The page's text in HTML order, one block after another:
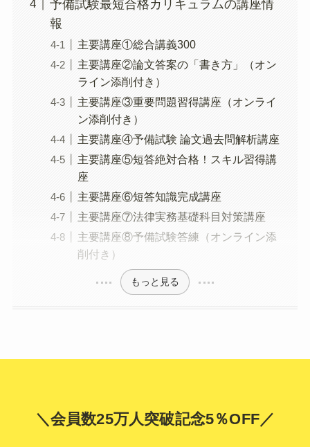
予備試験最短合格カリキュラムの講座情
報
主要講座①総合講義300
主要講座②論文答案の「書き方」（オン
ライン添削付き）
主要講座③重要問題習得講座（オンライ
ン添削付き）
主要講座④予備試験 論文過去問解析講座
主要講座⑤短答絶対合格！スキル習得講
座
主要講座⑥短答知識完成講座
主要講座⑦法律実務基礎科目対策講座
主要講座⑧予備試験答練（オンライン添
削付き）
もっと見る
＼会員数25万人突破記念5％OFF／